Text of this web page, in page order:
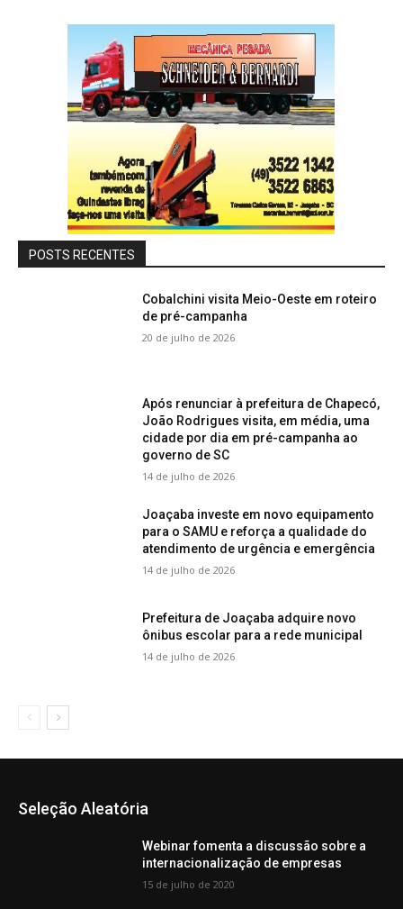
POSTS RECENTES
Cobalchini visita Meio-Oeste em roteiro
de pré-campanha
20 de julho de 2026
Após renunciar à prefeitura de Chapecó,
João Rodrigues visita, em média, uma
cidade por dia em pré-campanha ao
governo de SC
14 de julho de 2026
Joaçaba investe em novo equipamento
para o SAMU e reforça a qualidade do
atendimento de urgência e emergência
14 de julho de 2026
Prefeitura de Joaçaba adquire novo
ônibus escolar para a rede municipal
14 de julho de 2026
Seleção Aleatória
Webinar fomenta a discussão sobre a
internacionalização de empresas
15 de julho de 2020